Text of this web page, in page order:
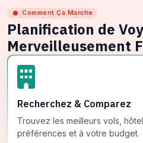
Comment Ça Marche
Planification de
Merveilleusement
Recherchez & Comparez
Trouvez les meilleurs vols,
préférences et à votre budget.